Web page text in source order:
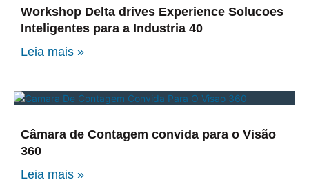
Workshop Delta drives Experience Solucoes
Inteligentes para a Industria 40
Leia mais »
Câmara de Contagem convida para o Visão
360
Leia mais »